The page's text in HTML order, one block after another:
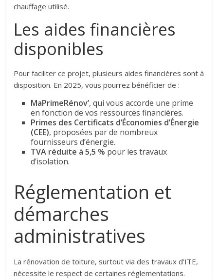
chauffage utilisé.
Les aides financières
disponibles
Pour faciliter ce projet, plusieurs aides financières sont à
disposition. En 2025, vous pourrez bénéficier de :
MaPrimeRénov’, qui vous accorde une prime
en fonction de vos ressources financières.
Primes des Certificats d’Économies d’Énergie
(CEE), proposées par de nombreux
fournisseurs d’énergie.
TVA réduite à 5,5 % pour les travaux
d’isolation.
Réglementation et
démarches
administratives
La rénovation de toiture, surtout via des travaux d’ITE,
nécessite le respect de certaines réglementations.